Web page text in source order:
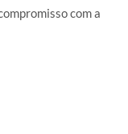
com a